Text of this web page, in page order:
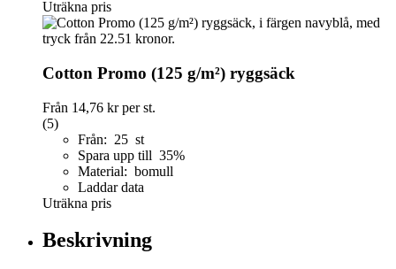
Uträkna pris
Cotton Promo (125 g/m²) ryggsäck
Från 14,76 krper st.
(5)
Från: 25 st
Spara upp till 35%
Material: bomull
Laddar data
Uträkna pris
Beskrivning